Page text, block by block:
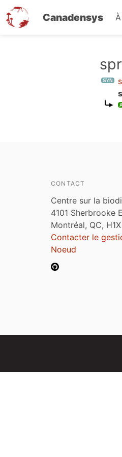
Canadensys
CONTACT
Centre sur la
4101 Sherbrooke
Montréal, QC,
Contacter le
Noeud